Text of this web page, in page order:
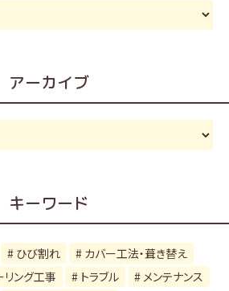
アーカイブ
キーワード
ひび割れ
カバー工法・葺き替え
リング工事 トラブル
メンテナンス